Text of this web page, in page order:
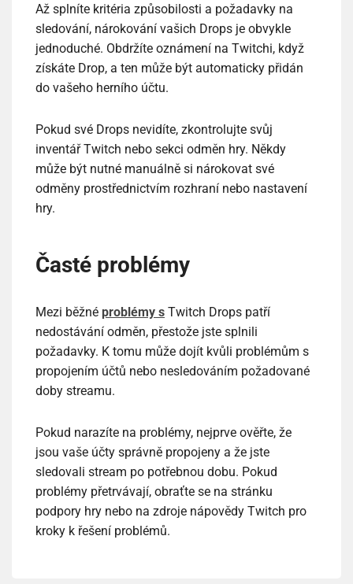
Až splníte kritéria způsobilosti a požadavky na
sledování, nárokování vašich Drops je obvykle
jednoduché. Obdržíte oznámení na Twitchi, když
získáte Drop, a ten může být automaticky přidán
do vašeho herního účtu.
Pokud své Drops nevidíte, zkontrolujte svůj
inventář Twitch nebo sekci odměn hry. Někdy
může být nutné manuálně si nárokovat své
odměny prostřednictvím rozhraní nebo nastavení
hry.
Časté problémy
Mezi běžné problémy s Twitch Drops patří
nedostávání odměn, přestože jste splnili
požadavky. K tomu může dojít kvůli problémům s
propojením účtů nebo nesledováním požadované
doby streamu.
Pokud narazíte na problémy, nejprve ověřte, že
jsou vaše účty správně propojeny a že jste
sledovali stream po potřebnou dobu. Pokud
problémy přetrvávají, obraťte se na stránku
podpory hry nebo na zdroje nápovědy Twitch pro
kroky k řešení problémů.